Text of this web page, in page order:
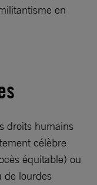
en
droits humains
célèbre
équitable) ou
de lourdes